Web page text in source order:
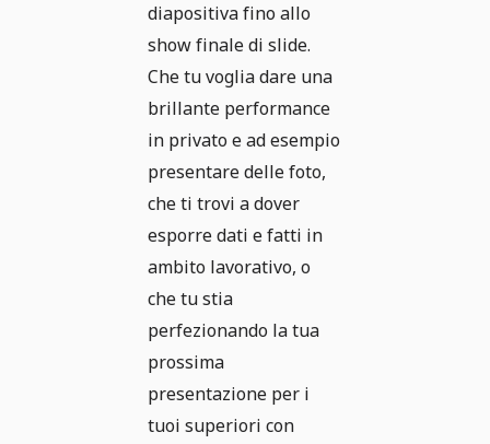
diapositiva fino allo
show finale di slide.
Che tu voglia dare una
brillante performance
in privato e ad esempio
presentare delle foto,
che ti trovi a dover
esporre dati e fatti in
ambito lavorativo, o
che tu stia
perfezionando la tua
prossima
presentazione per i
tuoi superiori con